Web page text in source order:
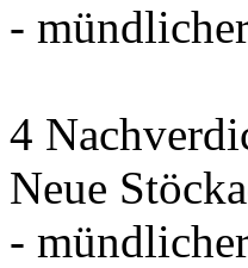
-
4
Neue
-